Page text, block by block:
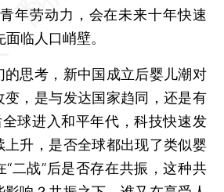
年劳动力，会在未来十年快速
临人口峭壁。
思考，新中国成立后婴儿潮对
变，是与发达国家趋同，还是有
全球进入和平年代，科技快速发
上升，是否全球都出现了类似婴
“二战”后是否存在共振，这种共